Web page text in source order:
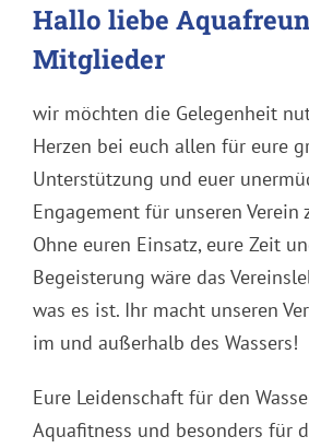
Hallo liebe
Mitglieder
wir möchten die Gelegenheit
Herzen bei euch allen für eure
Unterstützung und euer
Engagement für unseren Verein
Ohne euren Einsatz, eure Zeit
Begeisterung wäre das
was es ist. Ihr macht unseren
im und außerhalb des Wassers!
Eure Leidenschaft für den
Aquafitness und besonders für